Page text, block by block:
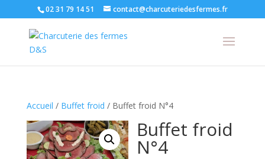
02 31 79 14 51 contact@charcuteriedesfermes.fr
Accueil / Buffet froid / Buffet froid N°4
Buffet froid
N°4